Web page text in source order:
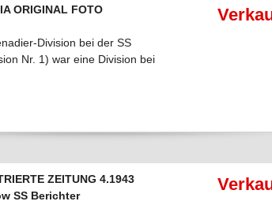
ORIGINAL FOTO
Division bei der SS
Nr. 1) war eine Division bei
ZEITUNG 4.1943
SS Berichter